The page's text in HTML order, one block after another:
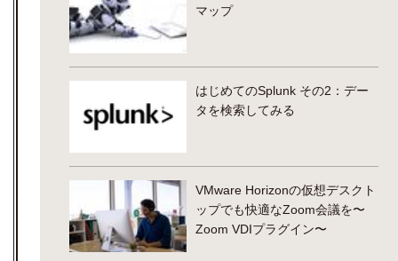
マップ
はじめてのSplunk その2：デー
タを検索してみる
VMware Horizonの仮想デスクト
ップでも快適なZoom会議を〜
Zoom VDIプラグイン〜